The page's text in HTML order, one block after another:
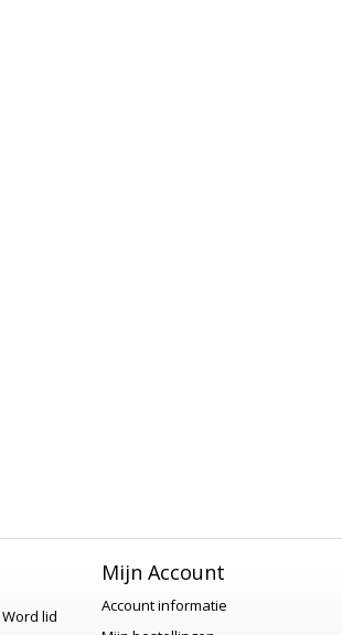
Word lid
Mijn Account
Account informatie